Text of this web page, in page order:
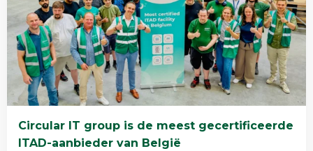
over
Circular
IT
group
neemt
Digital
over
Circular IT group is de meest gecertificeerde
ITAD-aanbieder van België